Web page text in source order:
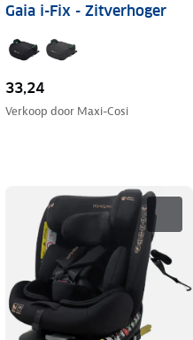
Gaia i-Fix - Zitverhoger
33,24
Verkoop door Maxi-Cosi